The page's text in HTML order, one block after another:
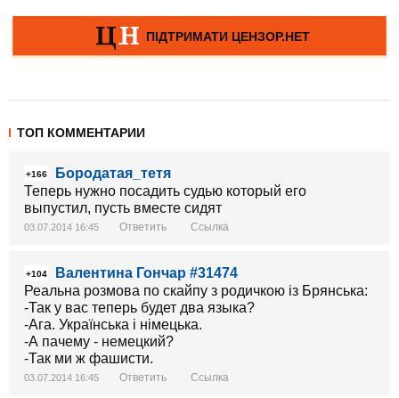
ТОП КОММЕНТАРИИ
+166
Бородатая_тетя
Теперь нужно посадить судью который его
выпустил, пусть вместе сидят
03.07.2014 16:45 Ответить Ссылка
+104
Валентина Гончар #31474
Реальна розмова по скайпу з родичкою із Брянська:
-Так у вас теперь будет два языка?
-Ага. Українська і німецька.
-А пачему - немецкий?
-Так ми ж фашисти.
03.07.2014 16:45 Ответить Ссылка